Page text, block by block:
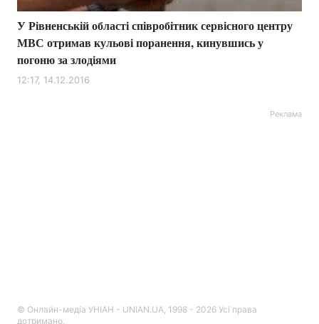
У Рівненській області співробітник сервісного центру
МВС отримав кульові поранення, кинувшись у
погоню за злодіями
12:17, 14.12.2016
Реклама
© Онлайн-медіа УНІАН - UNIAN.UA, 1998 - 2026 Усі права
дотримано.